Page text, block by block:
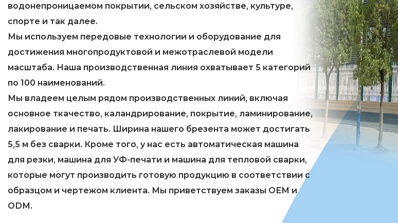
водонепроницаемом покрытии, сельском хозяйстве, культуре,
спорте и так далее.
Мы используем передовые технологии и оборудование для
достижения многопродуктовой и межотраслевой модели
масштаба. Наша производственная линия охватывает 5 категорий
по 100 наименований.
Мы владеем целым рядом производственных линий, включая
основное ткачество, каландрирование, покрытие, ламинирование,
лакирование и печать. Ширина нашего брезента может достигать
5,5 м без сварки. Кроме того, у нас есть автоматическая машина
для резки, машина для УФ-печати и машина для тепловой сварки,
которые могут производить готовую продукцию в соответствии с
образцом и чертежом клиента. Мы приветствуем заказы OEM и
ODM.